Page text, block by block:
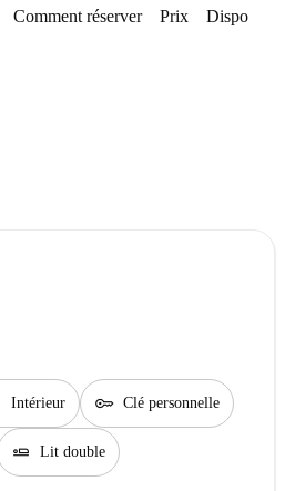
Comment réserver Prix Disponibilités
Intérieur key Clé personnelle
airline_seat_flat Lit double